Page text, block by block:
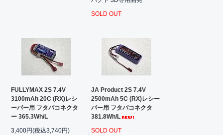
SOLD OUT
FULLYMAX 2S 7.4V
3100mAh 20C (RX)レシ
ーバー用 フタバコネクタ
ー 365.3Wh/L
3,400円(税込3,740円)
JA Product 2S 7.4V
2500mAh 5C (RX)レシー
バー用 フタバコネクタ
381.8Wh/L
SOLD OUT